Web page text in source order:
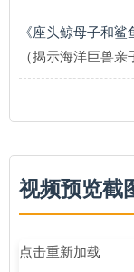
《座头鲸母子和鲨
（揭示海洋巨兽
视频预览截
点击重新加载